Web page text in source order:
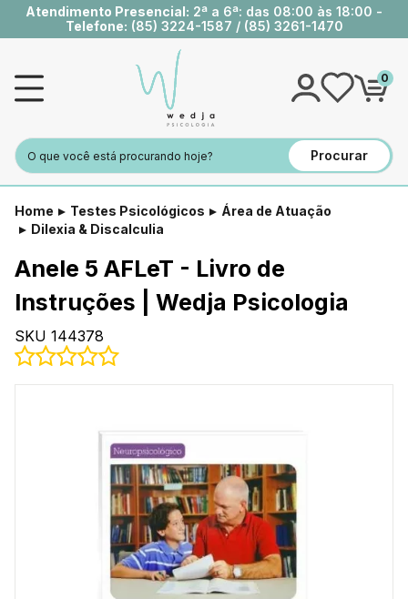
Atendimento Presencial: 2ª a 6ª: das 08:00 às 18:00 -
Telefone: (85) 3224-1587 / (85) 3261-1470
Procurar
0
Home Testes Psicológicos
Área de Atuação
Dilexia & Discalculia
Anele 5 AFLeT - Livro de
Instruções | Wedja Psicologia
SKU 144378